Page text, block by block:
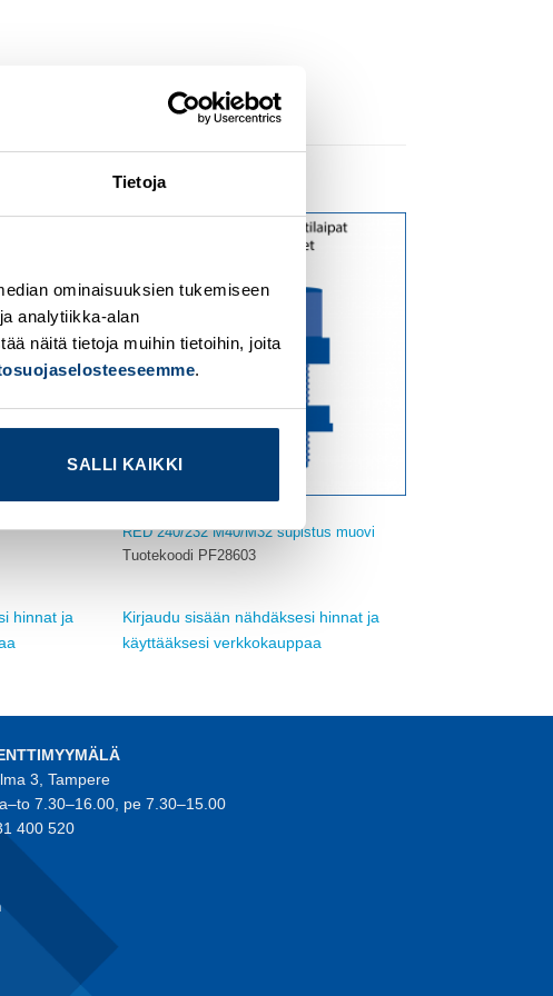
Tietoja
ominaisuuksien tukemiseen
analytiikka-alan
näitä tietoja muihin tietoihin, joita
.
SALLI KAIKKI
wishlist
hinnat ja
RED 240/232 M40/M32 supistus muovi
Tuotekoodi PF28603
Kirjaudu sisään nähdäksesi hinnat ja
käyttääksesi verkkokauppaa
3, Tampere
7.30–16.00, pe 7.30–15.00
400 520